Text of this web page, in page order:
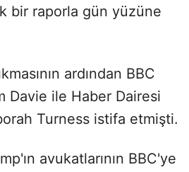
bir raporla gün yüzüne
ardından BBC
Davie ile Haber Dairesi
Turness istifa etmişti.
avukatlarının BBC'ye